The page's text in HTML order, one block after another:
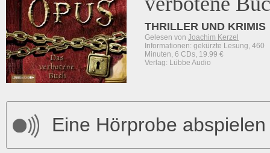
THRILLER UND KRIMIS
Gelesen von Joachim Kerzel
Informationen: gekürzte Lesung, 460
Minuten, 6 CDs, 19.99 €
Verlag: Lübbe Audio
Eine Hörprobe abspielen